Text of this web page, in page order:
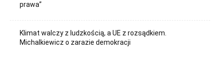
prawa”
Klimat walczy z ludzkością, a UE z rozsądkiem.
Michalkiewicz o zarazie demokracji